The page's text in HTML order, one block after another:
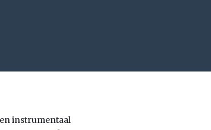
instrumentaal